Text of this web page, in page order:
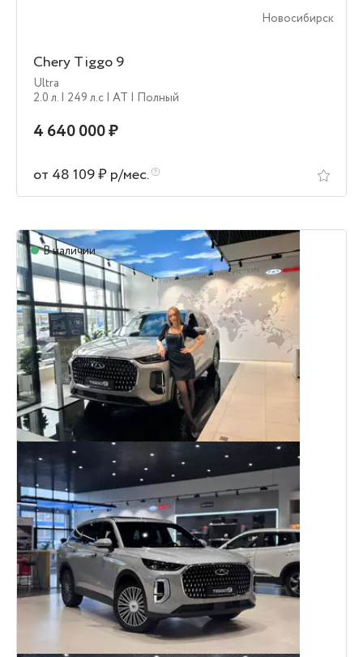
Новосибирск
Chery Tiggo 9
Ultra
2.0 л. | 249 л.c | AT | Полный
4 640 000 ₽
от 48 109 ₽ р/мес.
В наличии